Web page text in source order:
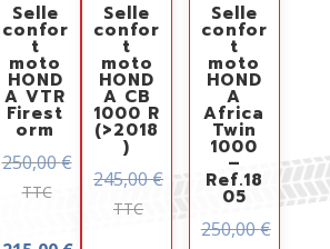
Selle
confor
t
moto
HOND
A VTR
Firest
orm
250,00€
TTC
Selle
confor
t
moto
HOND
A CB
1000 R
(>2018
)
245,00€
TTC
Selle
confor
t
moto
HOND
A
Africa
Twin
1000
–
Ref.18
05
250,00€